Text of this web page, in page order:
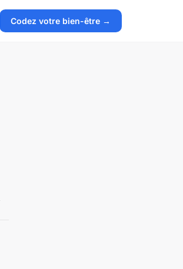
Codez votre bien-être →